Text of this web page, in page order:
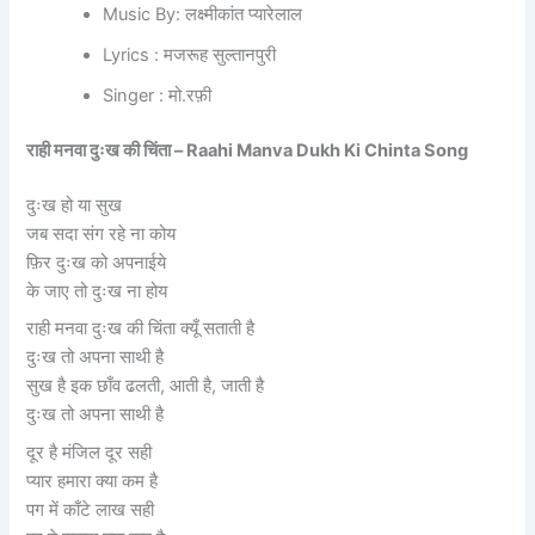
Music By: लक्ष्मीकांत प्यारेलाल
Lyrics : मजरूह सुल्तानपुरी
Singer : मो.रफ़ी
राही मनवा दुःख की चिंता – Raahi Manva Dukh Ki Chinta Song
दुःख हो या सुख
जब सदा संग रहे ना कोय
फ़िर दुःख को अपनाईये
के जाए तो दुःख ना होय
राही मनवा दुःख की चिंता क्यूँ सताती है
दुःख तो अपना साथी है
सुख है इक छाँव ढलती, आती है, जाती है
दुःख तो अपना साथी है
दूर है मंजिल दूर सही
प्यार हमारा क्या कम है
पग में काँटे लाख सही